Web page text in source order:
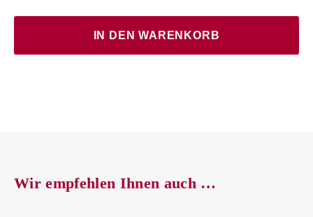
IN DEN WARENKORB
Wir empfehlen Ihnen auch …